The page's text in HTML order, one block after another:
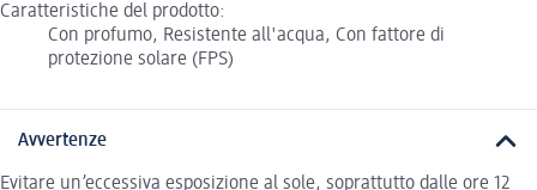
Caratteristiche del prodotto:
Con profumo, Resistente all'acqua, Con fattore di
protezione solare (FPS)
Avvertenze
Evitare un’eccessiva esposizione al sole, soprattutto dalle ore 12